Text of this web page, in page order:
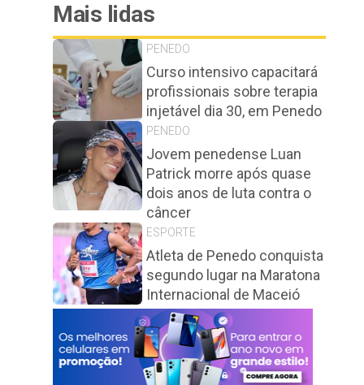
Mais lidas
PENEDO
Curso intensivo capacitará
profissionais sobre terapia
injetável dia 30, em Penedo
PENEDO
Jovem penedense Luan
Patrick morre após quase
dois anos de luta contra o
câncer
ESPORTE
Atleta de Penedo conquista
segundo lugar na Maratona
Internacional de Maceió